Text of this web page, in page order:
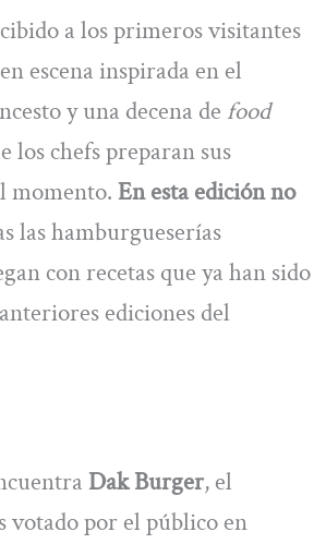
a los primeros visitantes
escena inspirada en el
y una decena de food
los chefs preparan sus
momento. En esta edición no
las hamburgueserías
con recetas que ya han sido
ediciones del
Dak Burger, el
votado por el público en